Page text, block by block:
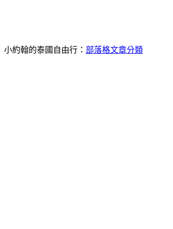
小約翰的泰國自由行： 部落格文章分類